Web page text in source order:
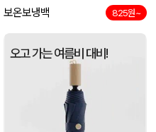
08-07
원형 팬시 (2컬러) 부채 (150∅~190∅) 08-07
보온보냉백 825원~
오고 가는 여름비 대비!